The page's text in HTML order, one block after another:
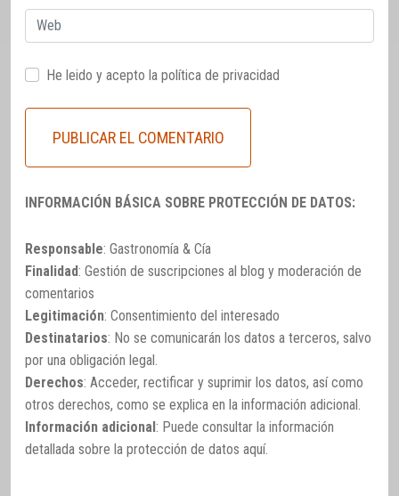
Web
He leido y acepto la política de privacidad
INFORMACIÓN BÁSICA SOBRE PROTECCIÓN DE DATOS:
Responsable: Gastronomía & Cía
Finalidad: Gestión de suscripciones al blog y moderación de
comentarios
Legitimación: Consentimiento del interesado
Destinatarios: No se comunicarán los datos a terceros, salvo
por una obligación legal.
Derechos: Acceder, rectificar y suprimir los datos, así como
otros derechos, como se explica en la información adicional.
Información adicional: Puede consultar la información
detallada sobre la protección de datos aquí.